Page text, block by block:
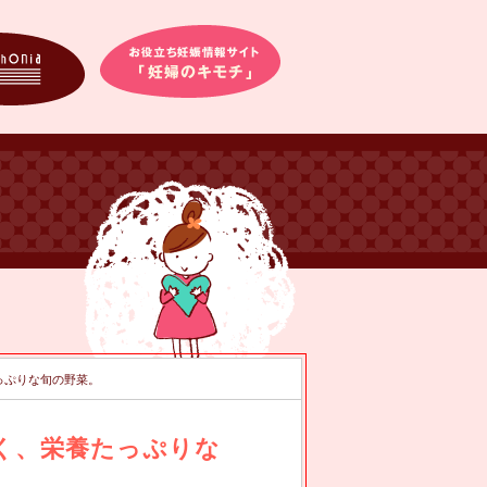
りな旬の野菜。
、栄養たっぷりな